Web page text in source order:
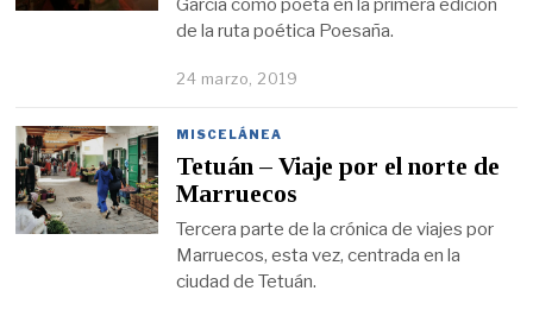
García como poeta en la primera edición
de la ruta poética Poesaña.
24 marzo, 2019
MISCELÁNEA
Tetuán – Viaje por el norte de
Marruecos
Tercera parte de la crónica de viajes por
Marruecos, esta vez, centrada en la
ciudad de Tetuán.